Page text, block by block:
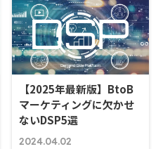
【2025年最新版】BtoB
マーケティングに欠かせ
ないDSP5選
2024.04.02